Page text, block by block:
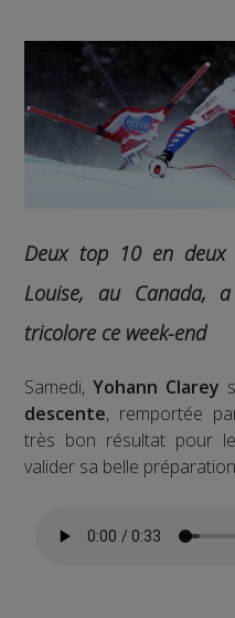
Deux top 10 en deux
Louise, au Canada,
tricolore ce week-end
Samedi,Yohann Clarey
descente, remportée
très bon résultat pour
valider sa belle